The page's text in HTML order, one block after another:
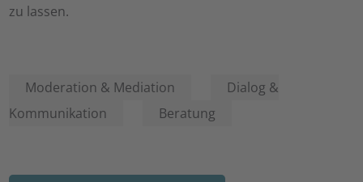
zu lassen.
Moderation & Mediation
Dialog &
Kommunikation
Beratung